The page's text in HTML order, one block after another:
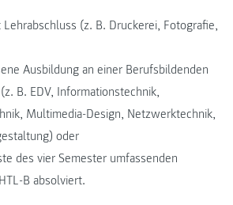
(z. B. Druckerei, Fotografie,
Ausbildung an einer Berufsbildenden
B. EDV, Informationstechnik,
Multimedia-Design, Netzwerktechnik,
oder
des vier Semester umfassenden
B absolviert.